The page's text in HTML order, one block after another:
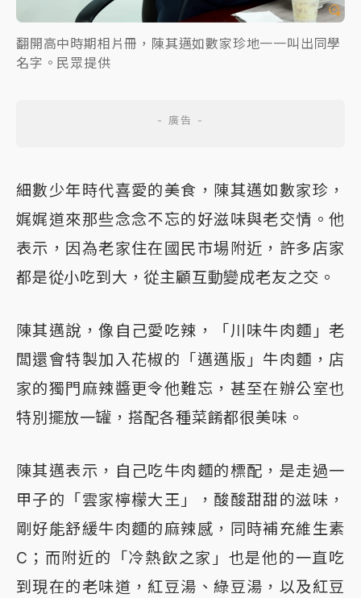
翻開高中時期相片冊，陳其邁如數家珍地一一叫出同學
名字。民眾提供
細數少年時代喜愛的美食，陳其邁如數家珍，
娓娓道來那些念念不忘的好滋味與老交情。他
表示，因為老家住在國民市場附近，許多店家
都是從小吃到大，從主顧互動變成老友之交。
陳其邁說，像自己愛吃辣，「川味牛肉麵」老
闆還會特製加入花椒的「邁邁版」牛肉麵，店
家的獨門麻辣醬更令他難忘，甚至在辦公室也
特別擺放一罐，搭配各種菜餚都很美味。
陳其邁表示，自己吃牛肉麵的標配，是走過一
甲子的「雲家檸檬大王」，酸酸甜甜的滋味，
剛好能舒緩牛肉麵的麻辣感，同時補充維生素
C；而附近的「冷熱飲之家」也是他的一直吃
到現在的老味道，紅豆湯、綠豆湯，以及紅豆